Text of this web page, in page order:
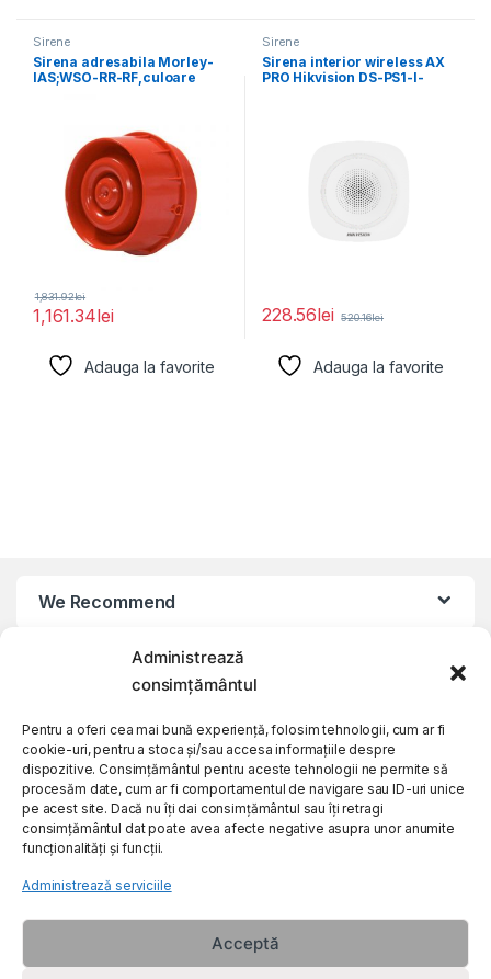
Administrează
consimțământul
Pentru a oferi cea mai bună experiență, folosim tehnologii, cum ar fi
cookie-uri, pentru a stoca și/sau accesa informațiile despre
dispozitive. Consimțământul pentru aceste tehnologii ne permite să
procesăm date, cum ar fi comportamentul de navigare sau ID-uri unice
pe acest site. Dacă nu îți dai consimțământul sau îți retragi
consimțământul dat poate avea afecte negative asupra unor anumite
funcționalități și funcții.
Administrează serviciile
Acceptă
Sirene
Sirena adresabila Morley-
IAS;WSO-RR-RF,culoare
1,161.34lei
1,831.92lei
Adauga la favorite
Sirene
Sirena interior wireless AX
PRO Hikvision DS-PS1-I-
228.56lei 520.16lei
Adauga la favorite
We Recommend
My Account
Customer Care
About Us